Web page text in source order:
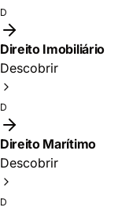
D
Direito Imobiliário
Descobrir
D
Direito Marítimo
Descobrir
D